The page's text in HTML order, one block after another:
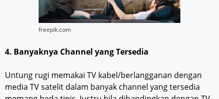
freepik.com
4. Banyaknya Channel yang Tersedia
Untung rugi memakai TV kabel/berlangganan dengan
media TV satelit dalam banyak channel yang tersedia